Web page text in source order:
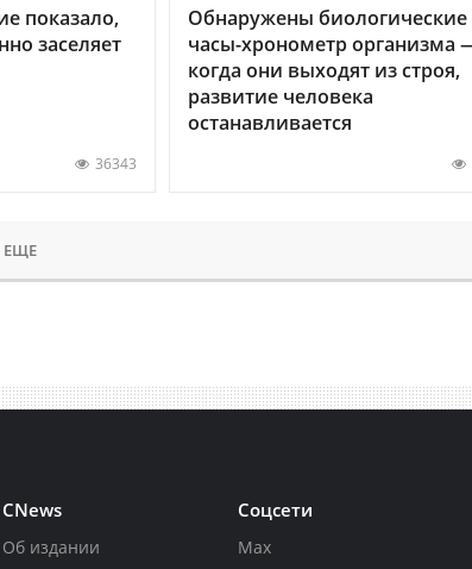
показало,
заселяет
36343
Обнаружены биологические
часы-хронометр организма
когда они выходят из строя,
развитие человека
останавливается
ЕЩЕ
CNews
Об издании
Соцсети
Max